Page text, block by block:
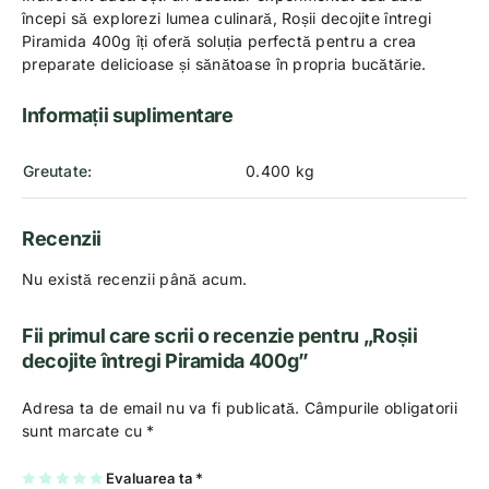
începi să explorezi lumea culinară, Roșii decojite întregi
Piramida 400g îți oferă soluția perfectă pentru a crea
preparate delicioase și sănătoase în propria bucătărie.
Informații suplimentare
Greutate 0.400 kg
Recenzii
Nu există recenzii până acum.
Fii primul care scrii o recenzie pentru „Roșii
decojite întregi Piramida 400g”
Adresa ta de email nu va fi publicată. Câmpurile obligatorii
sunt marcate cu *
Evaluarea ta *
U 2 3
4 5